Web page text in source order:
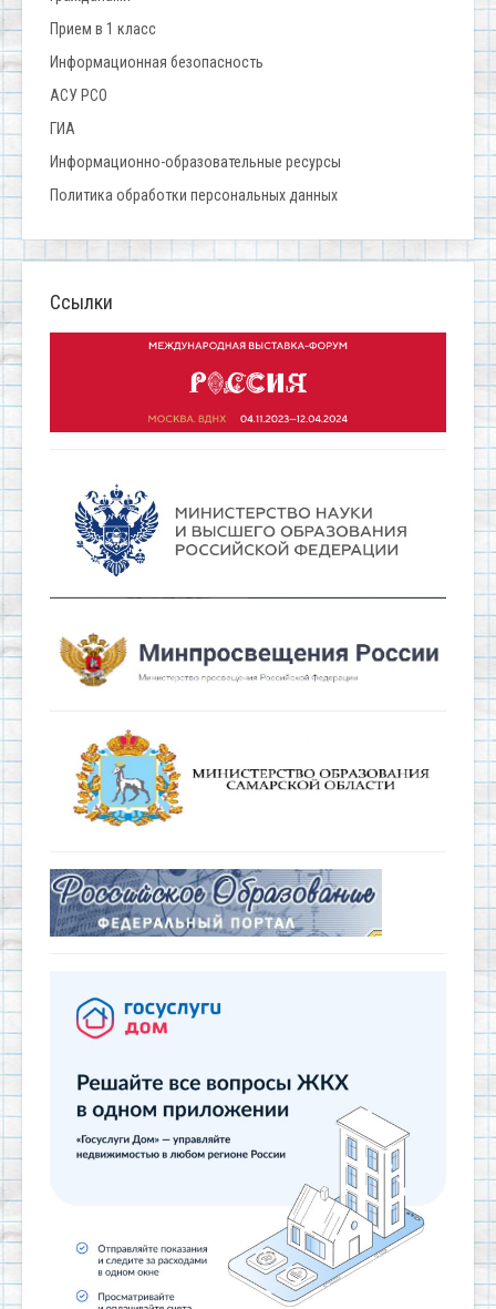
Прием в 1 класс
Информационная безопасность
АСУ РСО
ГИА
Информационно-образовательные ресурсы
Политика обработки персональных данных
Ссылки